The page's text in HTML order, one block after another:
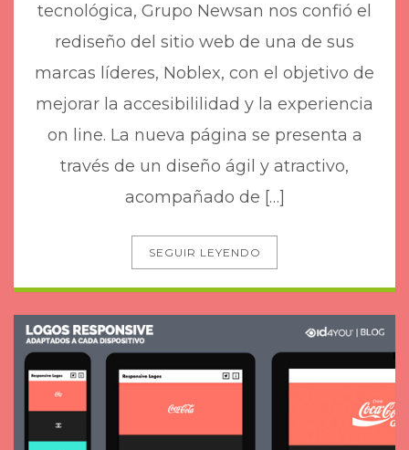
tecnológica, Grupo Newsan nos confió el
rediseño del sitio web de una de sus
marcas líderes, Noblex, con el objetivo de
mejorar la accesibililidad y la experiencia
on line. La nueva página se presenta a
través de un diseño ágil y atractivo,
acompañado de […]
SEGUIR LEYENDO